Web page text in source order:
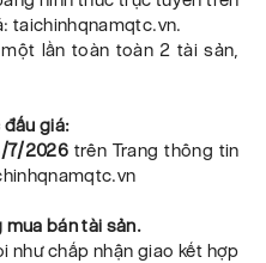
taichinhqnamqtc.vn.
lần toàn toàn 2 tài sản,
đấu giá:
7/2026 trên Trang thông tin
mua bán tài sản.
như chấp nhận giao kết hợp